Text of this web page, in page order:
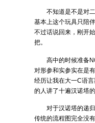
不知道是不是对
基本上这个玩具只陪
不过话说回来，刚开
把。
高中的时候准备
对形参和实参实在是
经历让我在大一C语
的人讲了十遍汉诺塔
对于汉诺塔的递
传统的流程图完全没